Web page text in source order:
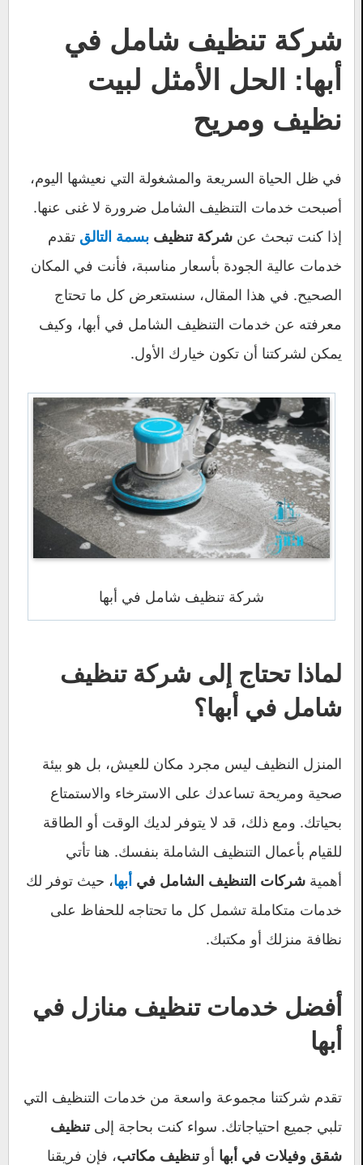
شركة تنظيف شامل في
أبها: الحل الأمثل لبيت
نظيف ومريح
في ظل الحياة السريعة والمشغولة التي نعيشها اليوم،
أصبحت خدمات التنظيف الشامل ضرورة لا غنى عنها.
إذا كنت تبحث عن شركة تنظيف بسمة التالق تقدم
خدمات عالية الجودة بأسعار مناسبة، فأنت في المكان
الصحيح. في هذا المقال، سنستعرض كل ما تحتاج
معرفته عن خدمات التنظيف الشامل في أبها، وكيف
يمكن لشركتنا أن تكون خيارك الأول.
شركة تنظيف شامل في أبها
لماذا تحتاج إلى شركة تنظيف
شامل في أبها؟
المنزل النظيف ليس مجرد مكان للعيش، بل هو بيئة
صحية ومريحة تساعدك على الاسترخاء والاستمتاع
بحياتك. ومع ذلك، قد لا يتوفر لديك الوقت أو الطاقة
للقيام بأعمال التنظيف الشاملة بنفسك. هنا تأتي
أهمية شركات التنظيف الشامل في أبها، حيث توفر لك
خدمات متكاملة تشمل كل ما تحتاجه للحفاظ على
نظافة منزلك أو مكتبك.
أفضل خدمات تنظيف منازل في
أبها
تقدم شركتنا مجموعة واسعة من خدمات التنظيف التي
تلبي جميع احتياجاتك. سواء كنت بحاجة إلىتنظيف
شقق وفيلات في أبها أوتنظيف مكاتب، فإن فريقنا